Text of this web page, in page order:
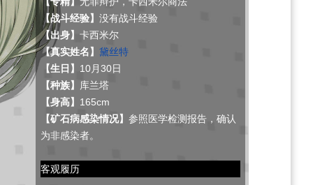
【战斗经验】 没有战斗经验
【出身】 卡西米尔
【真实姓名】 黛丝特
【生日】 10月30日
【种族】 库兰塔
【身高】 165cm
【矿石病感染情况】 参照医学检测报告，确认
为非感染者。
客观履历